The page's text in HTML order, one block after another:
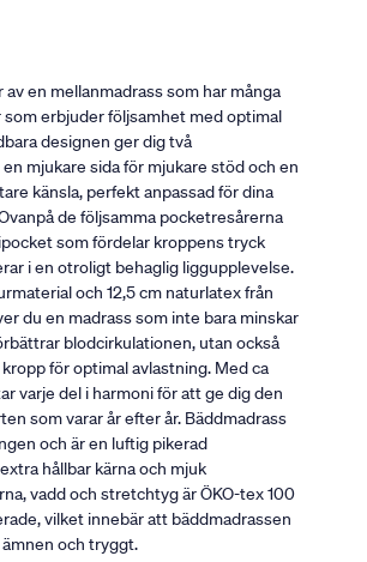
en mellanmadrass som har många
erbjuder följsamhet med optimal
designen ger dig två
mjukare sida för mjukare stöd och en
känsla, perfekt anpassad för dina
de följsamma pocketresårerna
som fördelar kroppens tryck
i en otroligt behaglig liggupplevelse.
och 12,5 cm naturlatex från
du en madrass som inte bara minskar
blodcirkulationen, utan också
för optimal avlastning. Med ca
varje del i harmoni för att ge dig den
som varar år efter år. Bäddmadrass
och är en luftig pikerad
hållbar kärna och mjuk
vadd och stretchtyg är ÖKO-tex 100
vilket innebär att bäddmadrassen
och tryggt.